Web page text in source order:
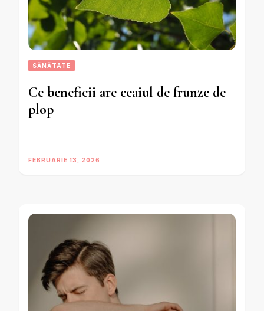
SĂNĂTATE
Ce beneficii are ceaiul de frunze de
plop
FEBRUARIE 13, 2026